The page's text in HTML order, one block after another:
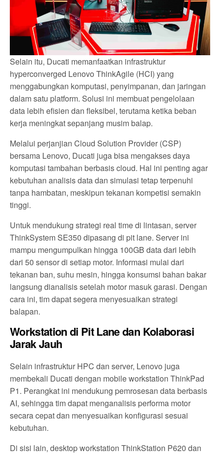
Selain itu, Ducati memanfaatkan infrastruktur
hyperconverged Lenovo ThinkAgile (HCI) yang
menggabungkan komputasi, penyimpanan, dan jaringan
dalam satu platform. Solusi ini membuat pengelolaan
data lebih efisien dan fleksibel, terutama ketika beban
kerja meningkat sepanjang musim balap.
Melalui perjanjian Cloud Solution Provider (CSP)
bersama Lenovo, Ducati juga bisa mengakses daya
komputasi tambahan berbasis cloud. Hal ini penting agar
kebutuhan analisis data dan simulasi tetap terpenuhi
tanpa hambatan, meskipun tekanan kompetisi semakin
tinggi.
Untuk mendukung strategi real time di lintasan, server
ThinkSystem SE350 dipasang di pit lane. Server ini
mampu mengumpulkan hingga 100GB data dari lebih
dari 50 sensor di setiap motor. Informasi mulai dari
tekanan ban, suhu mesin, hingga konsumsi bahan bakar
langsung dianalisis setelah motor masuk garasi. Dengan
cara ini, tim dapat segera menyesuaikan strategi
balapan.
Workstation di Pit Lane dan Kolaborasi
Jarak Jauh
Selain infrastruktur HPC dan server, Lenovo juga
membekali Ducati dengan mobile workstation ThinkPad
P1. Perangkat ini mendukung pemrosesan data berbasis
AI, sehingga tim dapat menganalisis performa motor
secara cepat dan menyesuaikan konfigurasi sesuai
kebutuhan.
Di sisi lain, desktop workstation ThinkStation P620 dan